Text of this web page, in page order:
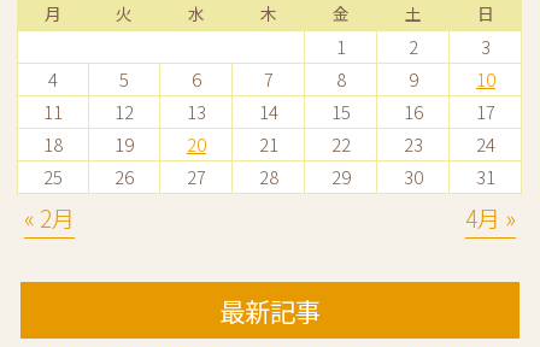
月 火 水 木 金 土 日
1 2
3
4
5 6 7 8 9
10
11
12 13 14 15 16
17
18
19 20 21 22 23
24
25
26 27 28 29 30 31
« 2月 4月 »
最新記事